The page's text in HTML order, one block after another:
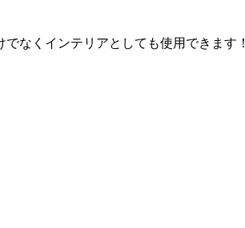
なくインテリアとしても使用できます！